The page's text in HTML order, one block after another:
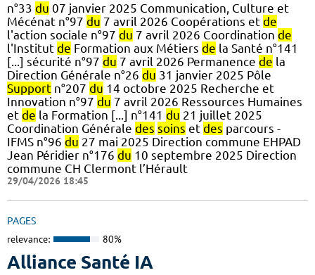
n°33 du 07 janvier 2025 Communication, Culture et
Mécénat n°97 du 7 avril 2026 Coopérations et de
l'action sociale n°97 du 7 avril 2026 Coordination de
l'Institut de Formation aux Métiers de la Santé n°141
[...] sécurité n°97 du 7 avril 2026 Permanence de la
Direction Générale n°26 du 31 janvier 2025 Pôle
Support n°207 du 14 octobre 2025 Recherche et
Innovation n°97 du 7 avril 2026 Ressources Humaines
et de la Formation [...] n°141 du 21 juillet 2025
Coordination Générale des soins et des parcours -
IFMS n°96 du 27 mai 2025 Direction commune EHPAD
Jean Péridier n°176 du 10 septembre 2025 Direction
commune CH Clermont l’Hérault
29/04/2026 18:45
PAGES
relevance: 80%
Alliance Santé IA